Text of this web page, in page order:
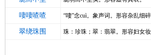
啛啛喳喳 “啛”念cuì。象声词。形容杂乱细碎
翠绕珠围 珠：珍珠；翠：翡翠。形容妇女